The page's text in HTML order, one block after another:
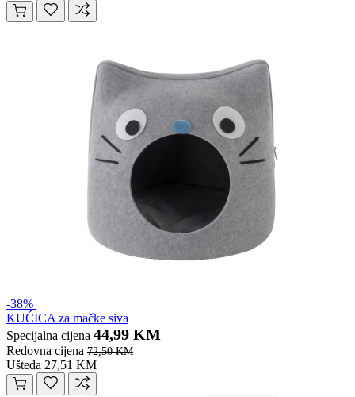
-38%
KUĆICA za mačke siva
Specijalna cijena 44,99 KM
Redovna cijena 72,50 KM
Ušteda 27,51 KM